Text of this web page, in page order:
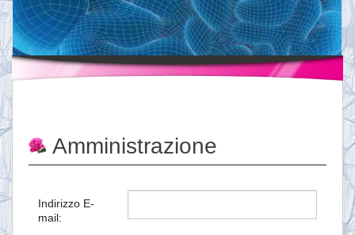
Uscite
Eventi
News
Servizi
Ordinazioni
Amministrazione
Indirizzo E-
mail: